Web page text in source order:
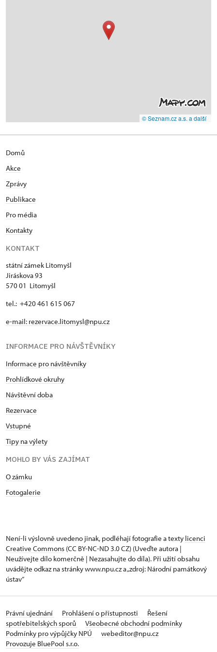
© Seznam.cz a.s. a další
Domů
Akce
Zprávy
Publikace
Pro média
Kontakty
KONTAKT
státní zámek Litomyšl
Jiráskova 93
570 01 Litomyšl
tel.: +420 461 615 067
e-mail: rezervace.litomysl@npu.cz
INFORMACE PRO NÁVŠTĚVNÍKY
Informace pro návštěvníky
Prohlídkové okruhy
Návštěvní doba
Rezervace
Vstupné
Tipy na výlety
MOHLO BY VÁS ZAJÍMAT
O zámku
Fotogalerie
Není-li výslovně uvedeno jinak, podléhají fotografie a texty licenci
Creative Commons (CC BY-NC-ND 3.0 CZ) (Uveďte autora |
Neužívejte dílo komerčně | Nezasahujte do díla). Při užití obsahu
uvádějte odkaz na stránky www.npu.cz a „zdroj: Národní památkový
ústav“
Právní ujednání Prohlášení o přístupnosti
Řešení
spotřebitelských sporů
Všeobecné obchodní podmínky
Podmínky pro výpůjčky NPÚ
webeditor@npu.cz
Provozuje BluePool s.r.o.